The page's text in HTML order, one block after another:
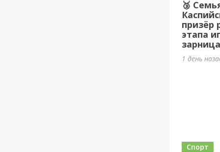
🥉
призёр
этапа
1 день
Спорт